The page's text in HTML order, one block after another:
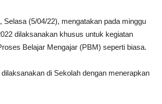
(5/04/22), mengatakan pada minggu
dilaksanakan khusus untuk kegiatan
Belajar Mengajar (PBM) seperti biasa.
di Sekolah dengan menerapkan